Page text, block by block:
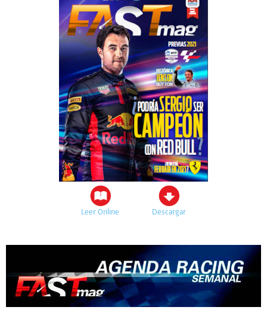
Leer Online Descargar